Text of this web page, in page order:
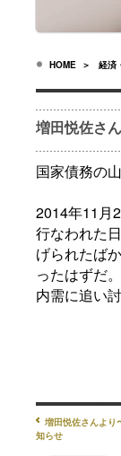
HOME ＞ 経済
増田悦佐さ
国家債務の
2014年11月
行なわれた
げられたば
ったはずだ
内需に追い
増田悦佐さんより
知らせ